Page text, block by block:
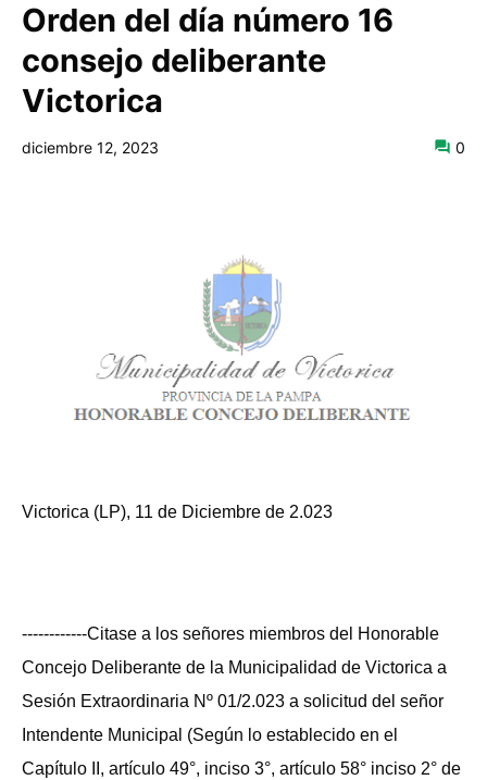
Orden del día número 16
consejo deliberante
Victorica
diciembre 12, 2023 0
Victorica (LP), 11 de Diciembre de 2.023
------------Citase a los señores miembros del Honorable
Concejo Deliberante de la Municipalidad de Victorica a
Sesión Extraordinaria Nº 01/2.023 a solicitud del señor
Intendente Municipal (Según lo establecido en el
Capítulo II, artículo 49°, inciso 3°, artículo 58° inciso 2° de